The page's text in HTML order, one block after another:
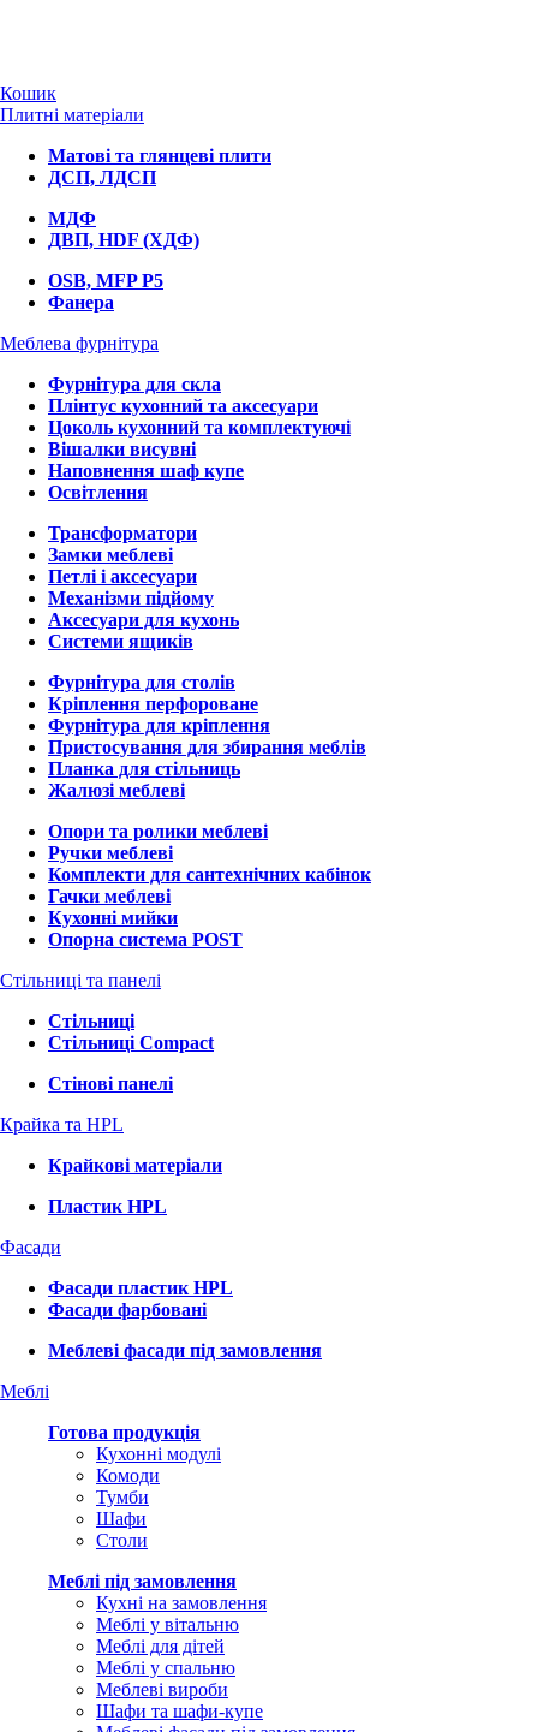
Кошик
Плитні матеріали
Матові та глянцеві плити
ДСП, ЛДСП
МДФ
ДВП, HDF (ХДФ)
OSB, MFP P5
Фанера
Меблева фурнітура
Фурнітура для скла
Плінтус кухонний та аксесуари
Цоколь кухонний та комплектуючі
Вішалки висувні
Наповнення шаф купе
Освітлення
Трансформатори
Замки меблеві
Петлі і аксесуари
Механізми підйому
Аксесуари для кухонь
Системи ящиків
Фурнітура для столів
Кріплення перфороване
Фурнітура для кріплення
Пристосування для збирання меблів
Планка для стільниць
Жалюзі меблеві
Опори та ролики меблеві
Ручки меблеві
Комплекти для сантехнічних кабінок
Гачки меблеві
Кухонні мийки
Опорна система POST
Стільниці та панелі
Стільниці
Стільниці Compact
Стінові панелі
Крайка та HPL
Крайкові матеріали
Пластик HPL
Фасади
Фасади пластик HPL
Фасади фарбовані
Меблеві фасади під замовлення
Меблі
Готова продукція
Кухонні модулі
Комоди
Тумби
Шафи
Столи
Меблі під замовлення
Кухні на замовлення
Меблі у вітальню
Меблі для дітей
Меблі у спальню
Меблеві вироби
Шафи та шафи-купе